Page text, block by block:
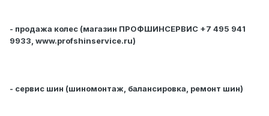
- продажа колес (магазин ПРОФШИНСЕРВИС +7 495 941
9933, www.profshinservice.ru)
- сервис шин (шиномонтаж, балансировка, ремонт шин)